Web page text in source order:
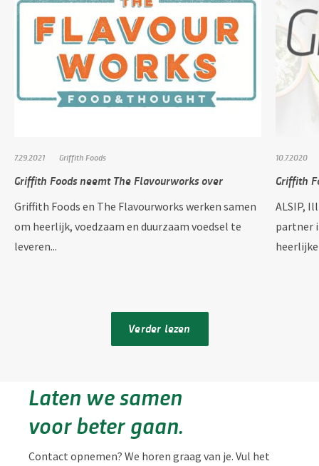
7.29.2021 Griffith Foods
Griffith Foods neemt The Flavourworks over
Griffith Foods en The Flavourworks werken samen
om heerlijk, voedzaam en duurzaam voedsel te
leveren...
10.7.2020
Griffith
ALSIP,
partner
Verder lezen
Laten we samen
voor beter gaan.
Contact opnemen? We horen graag van je. Vul het